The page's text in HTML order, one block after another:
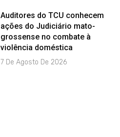
Auditores do TCU conhecem
ações do Judiciário mato-
grossense no combate à
violência doméstica
7 De Agosto De 2026